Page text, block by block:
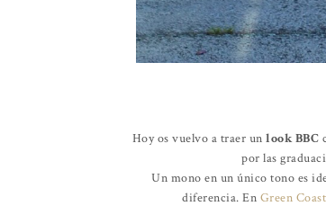
Hoy os vuelvo a traer un look BBC
por las
Un mono en un único tono es
diferencia. En Green Coast